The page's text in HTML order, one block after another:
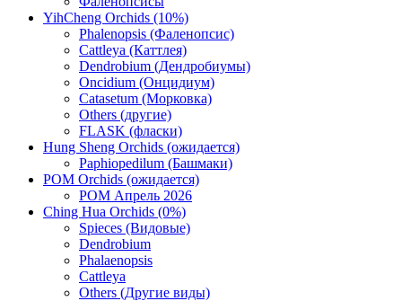
YihCheng Orchids (10%)
Phalenopsis (Фаленопсис)
Cattleya (Каттлея)
Dendrobium (Дендробиумы)
Oncidium (Онцидиум)
Catasetum (Морковка)
Others (другие)
FLASK (фласки)
Hung Sheng Orchids (ожидается)
Paphiopedilum (Башмаки)
POM Orchids (ожидается)
POM Апрель 2026
Ching Hua Orchids (0%)
Spieces (Видовые)
Dendrobium
Phalaenopsis
Cattleya
Others (Другие виды)